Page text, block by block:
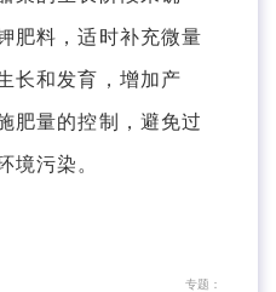
肥料，适时补充微量
长和发育，增加产
肥量的控制，避免过
境污染。
专题：